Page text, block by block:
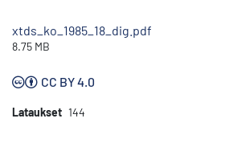
xtds_ko_1985_18_dig.pdf
8.75 MB
CC BY 4.0
Lataukset 144